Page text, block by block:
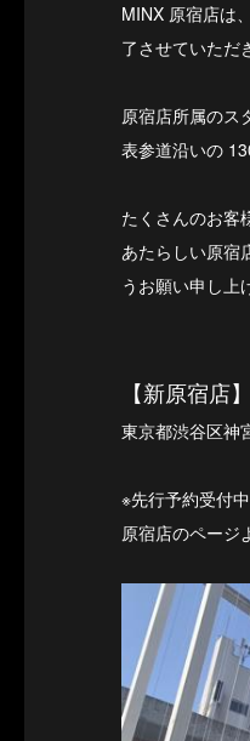
MINX 原宿店は
了させていただ
原宿店所属のス
表参道沿いの
たくさんのお客
あたらしい原宿
うお願い申し上
【新原宿店
東京都渋谷区神
※先行予約受付中
原宿店のページ